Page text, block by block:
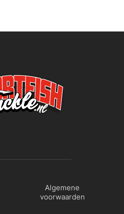
Algemene
voorwaarden